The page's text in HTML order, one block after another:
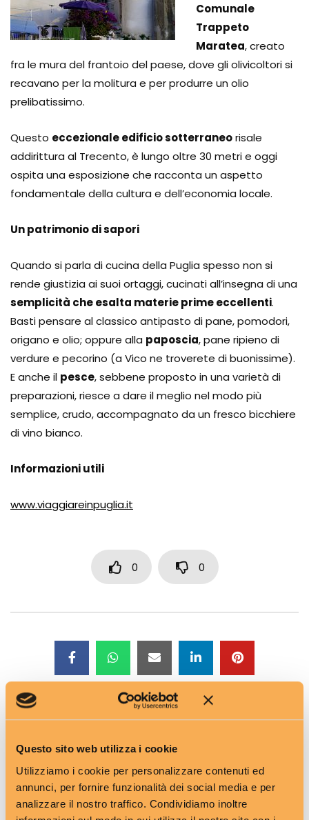
Questo sito web utilizza i cookie
Utilizziamo i cookie per personalizzare contenuti ed
annunci, per fornire funzionalità dei social media e per
analizzare il nostro traffico. Condividiamo inoltre
Comunale
Trappeto
Maratea, creato
fra le mura del frantoio del paese, dove gli olivicoltori si
recavano per la molitura e per produrre un olio
prelibatissimo.
Questo eccezionale edificio sotterraneorisale
addirittura al Trecento, è lungo oltre 30 metri e oggi
ospita una esposizione che racconta un aspetto
fondamentale della cultura e dell’economia locale.
Un patrimonio di sapori
Quando si parla di cucina della Puglia spesso non si
rende giustizia ai suoi ortaggi, cucinati all’insegna di una
semplicità che esalta materie prime eccellenti.
Basti pensare al classico antipasto di pane, pomodori,
origano e olio; oppure alla paposcia, pane ripieno di
verdure e pecorino (a Vico ne troverete di buonissime).
E anche il pesce, sebbene proposto in una varietà di
preparazioni, riesce a dare il meglio nel modo più
semplice, crudo, accompagnato da un fresco bicchiere
di vino bianco.
Informazioni utili
www.viaggiareinpuglia.it
0 0
TAGS Puglia
Previous Post